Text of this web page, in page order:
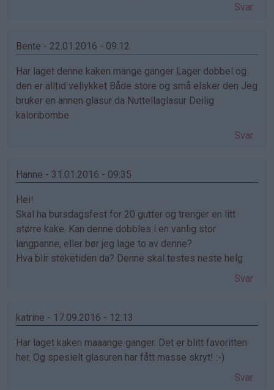
Svar
Bente - 22.01.2016 - 09:12
Har laget denne kaken mange ganger Lager dobbel og
den er alltid vellykket Både store og små elsker den Jeg
bruker en annen glasur da Nuttellaglasur Deilig
kaloribombe
Svar
Hanne - 31.01.2016 - 09:35
Hei!
Skal ha bursdagsfest for 20 gutter og trenger en litt
større kake. Kan denne dobbles i en vanlig stor
langpanne, eller bør jeg lage to av denne?
Hva blir steketiden da? Denne skal testes neste helg
Svar
katrine - 17.09.2016 - 12:13
Har laget kaken maaange ganger. Det er blitt favoritten
her. Og spesielt glasuren har fått masse skryt! :-)
Svar